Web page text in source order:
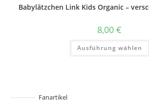
Babylätzchen Link Kids Organic –
8,00 €
Ausführung wählen
Fanartikel